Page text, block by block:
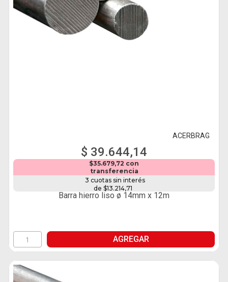
ACERBRAG
$ 39.644,14
$35.679,72 con
transferencia
3 cuotas sin interés
de $13.214,71
Barra hierro liso ø 14mm x 12m
AGREGAR